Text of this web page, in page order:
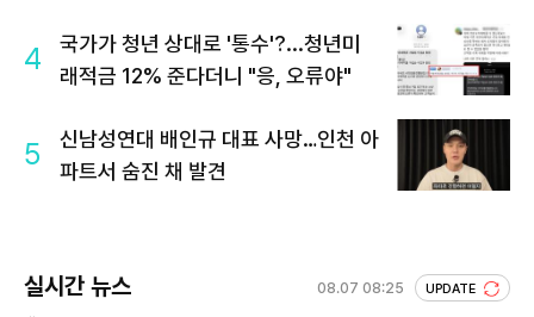
4
국가가 청년 상대로 '통수'?...청년미
래적금 12% 준다더니 "응, 오류야"
5
신남성연대 배인규 대표 사망…인천 아
파트서 숨진 채 발견
실시간 뉴스 08.07 08:25 UPDATE